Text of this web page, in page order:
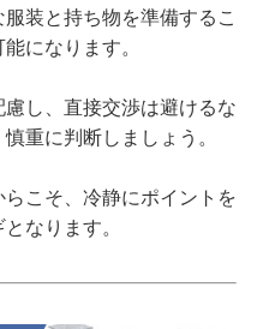
装と持ち物を準備するこ
になります。
し、直接交渉は避けるな
重に判断しましょう。
こそ、冷静にポイントを
なります。